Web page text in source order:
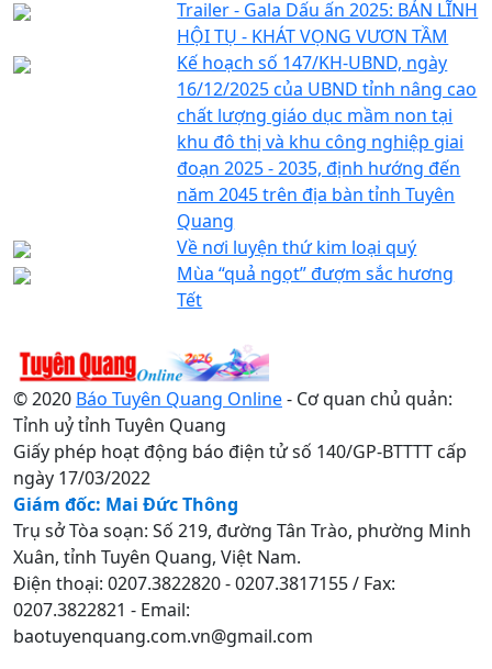
Trailer - Gala Dấu ấn 2025: BẢN LĨNH
HỘI TỤ - KHÁT VỌNG VƯƠN TẦM
Kế hoạch số 147/KH-UBND, ngày
16/12/2025 của UBND tỉnh nâng cao
chất lượng giáo dục mầm non tại
khu đô thị và khu công nghiệp giai
đoạn 2025 - 2035, định hướng đến
năm 2045 trên địa bàn tỉnh Tuyên
Quang
Về nơi luyện thứ kim loại quý
Mùa “quả ngọt” đượm sắc hương
Tết
© 2020 Báo Tuyên Quang Online- Cơ quan chủ quản:
Tỉnh uỷ tỉnh Tuyên Quang
Giấy phép hoạt động báo điện tử số 140/GP-BTTTT cấp
ngày 17/03/2022
Giám đốc: Mai Đức Thông
Trụ sở Tòa soạn: Số 219, đường Tân Trào, phường Minh
Xuân, tỉnh Tuyên Quang, Việt Nam.
Điện thoại: 0207.3822820 - 0207.3817155 / Fax:
0207.3822821 - Email:
baotuyenquang.com.vn@gmail.com